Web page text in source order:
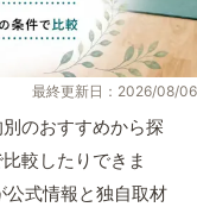
最終更新日：2026/08/06
のおすすめから探
較したりできま
式情報と独自取材